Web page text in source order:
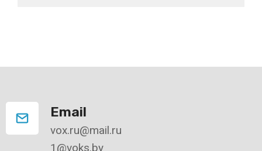
Email
vox.ru@mail.ru
1@voks.by